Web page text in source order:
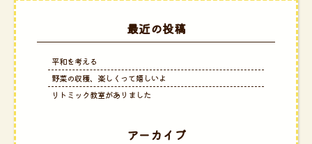
最近の投稿
平和を考える
野菜の収穫、楽しくって嬉しいよ
リトミック教室がありました
アーカイブ